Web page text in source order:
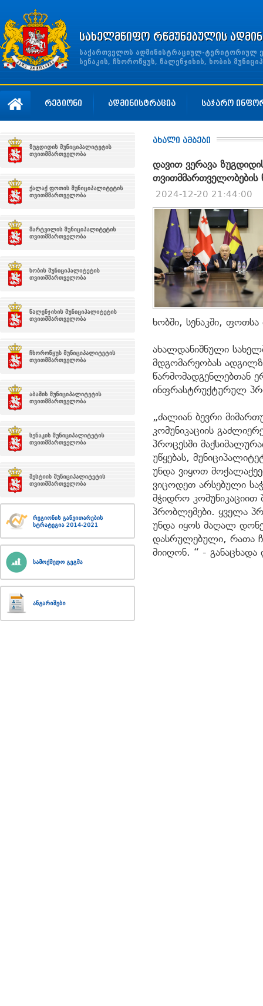
სახელმწიფო რწმუნებულის
საქართველოს ადმინისტრაციულ-ტერიტორიულ
სენაკის, ჩხოროწყუს, წალენჯიხის, ხობის
რეგიონი ადმინისტრაცია საჯარო
ახალი ამბები
დავით ვერავა
თვითმმართველობების
2024-12-20 21:44:00
ხობში, სენაკში,
ახალდანიშნული
მდგომარეობას
წარმომადგენლებთან
ინფრასტრუქტურულ
„ძალიან ბევრი
კომუნიკაციის
პროცესში
უწყებას,
უნდა ვიყოთ
ვიცოდეთ არსებული
მჭიდრო
პრობლემები. ყველა
უნდა იყოს მაღალ
დასრულებული, რათა
მიიღონ. “ - განაცხადა